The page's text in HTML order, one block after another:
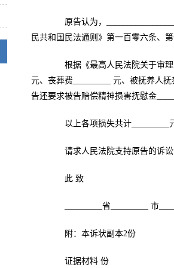
原告认为，
民共和国民法通则》第一百零六条、
根据《最高人民法院关于审理
元、丧葬费_________ 元、被抚养人
告还要求被告赔偿精神损害抚慰金
以上各项损失共计_________
请求人民法院支持原告的诉讼
此 致
_________省_________ 市
附：本诉状副本2份
证据材料 份